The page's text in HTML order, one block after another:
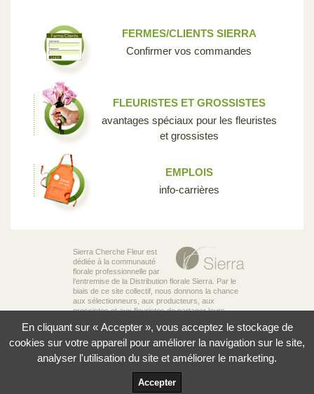
FERMES/CLIENTS SIERRA
Confirmer vos commandes
FLEURISTES ET GROSSISTES
avantages spéciaux pour les fleuristes
et grossistes
EMPLOIS
info-carrières
Sierra Cherche Fleur est
dédiée à la communauté
florale professionnelle par
l’entremise de la Distribution florale Sierra. Par le
biais de ce site collectif, nous donnons la chance
aux sélectionneurs, aux producteurs, aux
grossistes et aux fleuristes de partager leurs
incroyable des fleurs qui rend notre industrie si
unique.
© 2026 Sierra Distribution Florale Ltée
Politique de confidentialité
Conditions d'utilisation
En cliquant sur « Accepter », vous acceptez le stockage de
cookies sur votre appareil pour améliorer la navigation sur le site,
analyser l'utilisation du site et améliorer le marketing.
Accepter